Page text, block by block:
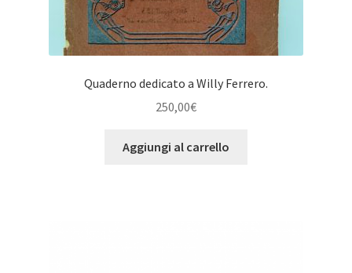
Quaderno dedicato a Willy Ferrero.
250,00€
Aggiungi al carrello